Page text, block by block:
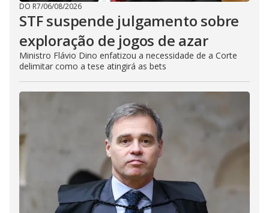
DO R7/06/08/2026
STF suspende julgamento sobre
exploração de jogos de azar
Ministro Flávio Dino enfatizou a necessidade de a Corte
delimitar como a tese atingirá as bets